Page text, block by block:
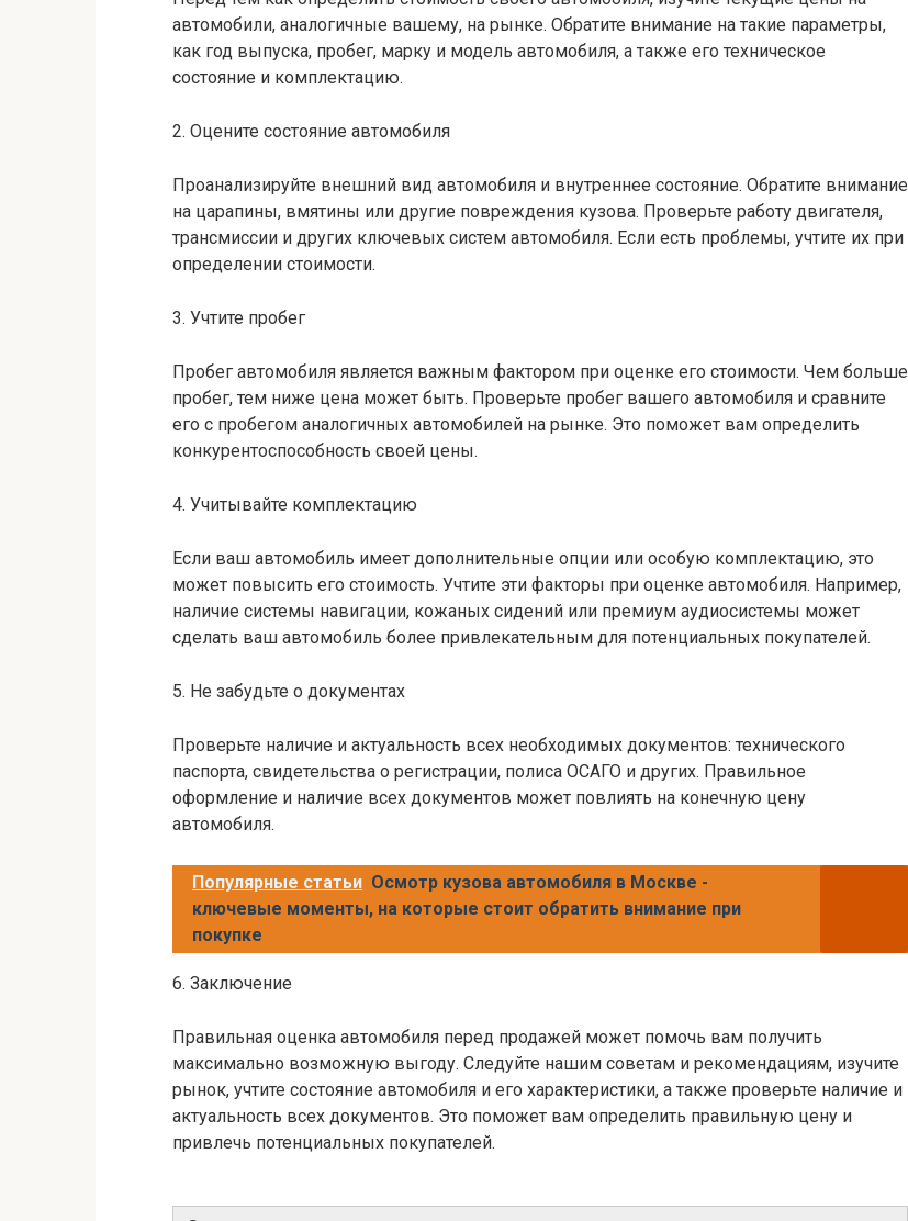
автомобили, аналогичные вашему, на рынке. Обратите внимание на такие параметры,
как год выпуска, пробег, марку и модель автомобиля, а также его техническое
состояние и комплектацию.
2. Оцените состояние автомобиля
Проанализируйте внешний вид автомобиля и внутреннее состояние. Обратите внимание
на царапины, вмятины или другие повреждения кузова. Проверьте работу двигателя,
трансмиссии и других ключевых систем автомобиля. Если есть проблемы, учтите их при
определении стоимости.
3. Учтите пробег
Пробег автомобиля является важным фактором при оценке его стоимости. Чем больше
пробег, тем ниже цена может быть. Проверьте пробег вашего автомобиля и сравните
его с пробегом аналогичных автомобилей на рынке. Это поможет вам определить
конкурентоспособность своей цены.
4. Учитывайте комплектацию
Если ваш автомобиль имеет дополнительные опции или особую комплектацию, это
может повысить его стоимость. Учтите эти факторы при оценке автомобиля. Например,
наличие системы навигации, кожаных сидений или премиум аудиосистемы может
сделать ваш автомобиль более привлекательным для потенциальных покупателей.
5. Не забудьте о документах
Проверьте наличие и актуальность всех необходимых документов: технического
паспорта, свидетельства о регистрации, полиса ОСАГО и других. Правильное
оформление и наличие всех документов может повлиять на конечную цену
автомобиля.
Популярные статьи Осмотр кузова автомобиля в Москве -
ключевые моменты, на которые стоит обратить внимание при
покупке
6. Заключение
Правильная оценка автомобиля перед продажей может помочь вам получить
максимально возможную выгоду. Следуйте нашим советам и рекомендациям, изучите
рынок, учтите состояние автомобиля и его характеристики, а также проверьте наличие и
актуальность всех документов. Это поможет вам определить правильную цену и
привлечь потенциальных покупателей.